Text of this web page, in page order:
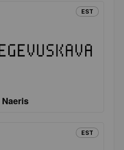
EST
Naeris
EST